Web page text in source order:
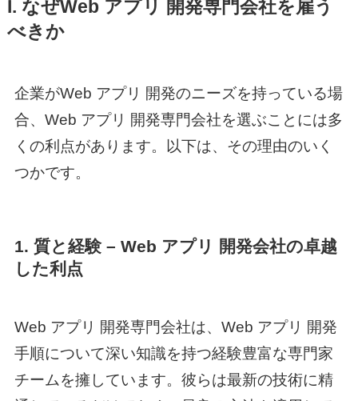
I. なぜWeb アプリ 開発専門会社を雇う
べきか
企業がWeb アプリ 開発のニーズを持っている場
合、 Web アプリ 開発専門会社を選ぶことには多
くの利点があります。以下は、その理由のいく
つかです。
1. 質と経験 – Web アプリ 開発会社の卓越
した利点
Web アプリ 開発専門会社は、 Web アプリ 開発
手順について深い知識を持つ経験豊富な専門家
チームを擁しています。彼らは最新の技術に精